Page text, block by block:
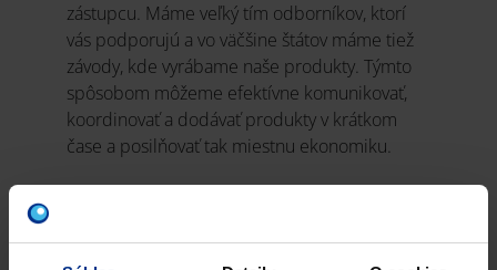
zástupcu. Máme veľký tím odborníkov, ktorí
vás podporujú a vo väčšine štátov máme tiež
závody, kde vyrábame naše produkty. Týmto
spôsobom môžeme efektívne komunikovať,
koordinovať a dodávať produkty v krátkom
čase a posilňovať tak miestnu ekonomiku.